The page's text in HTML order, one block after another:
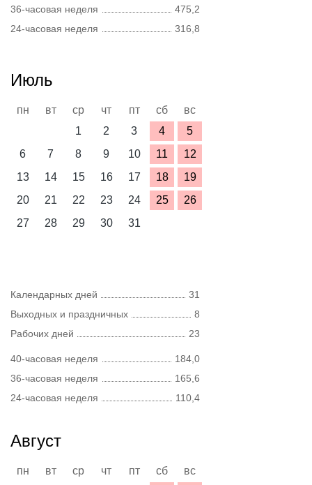
36-часовая неделя
475,2
24-часовая неделя
316,8
Июль
пн вт ср чт пт сб
вс
1
2 3 4
5
6
7 8 9 10 11
12
13
14 15 16 17 18
19
20
21 22 23 24 25
26
27
28 29 30 31
Календарных дней
31
Выходных и праздничных
8
Рабочих дней
23
40-часовая неделя
184,0
36-часовая неделя
165,6
24-часовая неделя
110,4
Август
пн вт ср чт пт сб
вс